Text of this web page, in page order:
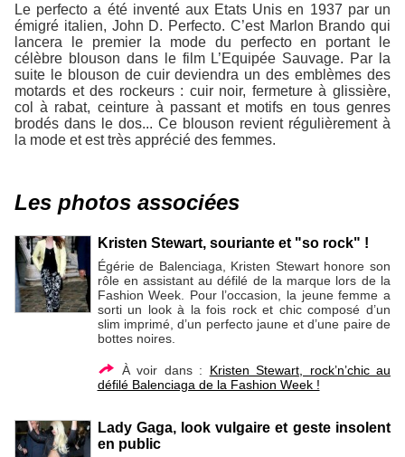
Le perfecto a été inventé aux Etats Unis en 1937 par un
émigré italien, John D. Perfecto. C’est Marlon Brando qui
lancera le premier la mode du perfecto en portant le
célèbre blouson dans le film L’Equipée Sauvage. Par la
suite le blouson de cuir deviendra un des emblèmes des
motards et des rockeurs : cuir noir, fermeture à glissière,
col à rabat, ceinture à passant et motifs en tous genres
brodés dans le dos... Ce blouson revient régulièrement à
la mode et est très apprécié des femmes.
Les photos associées
Kristen Stewart, souriante et "so rock" !
Égérie de Balenciaga, Kristen Stewart honore son
rôle en assistant au défilé de la marque lors de la
Fashion Week. Pour l’occasion, la jeune femme a
sorti un look à la fois rock et chic composé d’un
slim imprimé, d’un perfecto jaune et d’une paire de
bottes noires.
À voir dans : Kristen Stewart, rock’n’chic au
défilé Balenciaga de la Fashion Week !
Lady Gaga, look vulgaire et geste insolent
en public